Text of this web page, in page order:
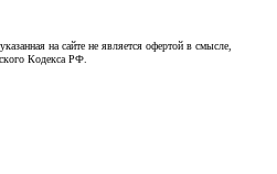
на сайте не является офертой в смысле,
Кодекса РФ.